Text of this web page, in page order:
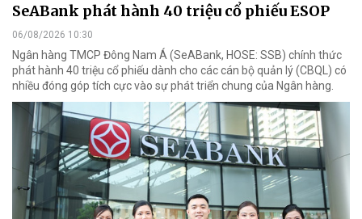
SeABank phát hành 40 triệu cổ phiếu ESOP
06/08/2026 10:30
Ngân hàng TMCP Đông Nam Á (SeABank, HOSE: SSB) chính thức
phát hành 40 triệu cổ phiếu dành cho các cán bộ quản lý (CBQL) có
nhiều đóng góp tích cực vào sự phát triển chung của Ngân hàng.